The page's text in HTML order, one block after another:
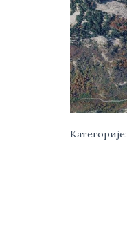
Категорије: